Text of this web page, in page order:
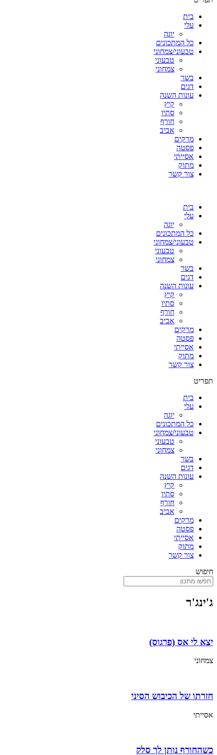
בית
עלי
יוגה
כל המתכונים
טבעוני/צמחוני
טבעוני
צמחוני
בשר
דגים
עונות השנה
קיץ
סתיו
חורף
אביב
מרקים
פסטה
אסייתי
מתוק
צור קשר
בית
עלי
יוגה
כל המתכונים
טבעוני/צמחוני
טבעוני
צמחוני
בשר
דגים
עונות השנה
קיץ
סתיו
חורף
אביב
מרקים
פסטה
אסייתי
מתוק
צור קשר
תפריט
בית
עלי
יוגה
כל המתכונים
טבעוני/צמחוני
טבעוני
צמחוני
בשר
דגים
עונות השנה
קיץ
סתיו
חורף
אביב
מרקים
פסטה
אסייתי
מתוק
צור קשר
חיפוש
ג'ינג'ר
יצא לי אס (פרגוס)
צמחוני
חזרתו של הכיבוש הסיני
אסייתי
כשהחורף נותן לך סלק